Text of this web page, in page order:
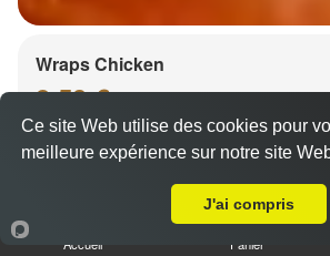
Wraps Chicken
8.50 €
Accueil Panier
Ce site Web utilise des cookies pour
meilleure expérience sur notre site
J'ai compris